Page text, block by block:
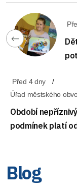
Před 4 dny
Úřad městského
Období
podmínek platí
Blog